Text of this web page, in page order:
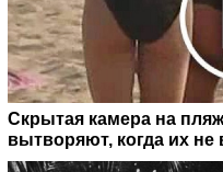
Скрытая камера на
вытворяют, когда их не